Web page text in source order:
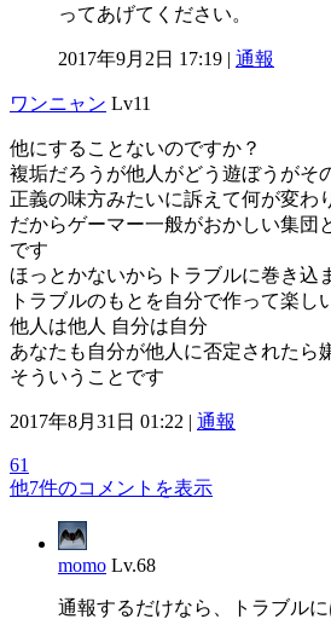
ってあげてください。
2017年9月2日 17:19 | 通報
ワンニャン Lv11
他にすることないのですか？
複垢だろうが他人がどう遊ぼうがそ
正義の味方みたいに訴えて何が変わ
だからゲーマー一般がおかしい集団
です
ほっとかないからトラブルに巻き込
トラブルのもとを自分で作って楽し
他人は他人 自分は自分
あなたも自分が他人に否定されたら
そういうことです
2017年8月31日 01:22 | 通報
61
他7件のコメントを表示
momo Lv.68
通報するだけなら、トラブル